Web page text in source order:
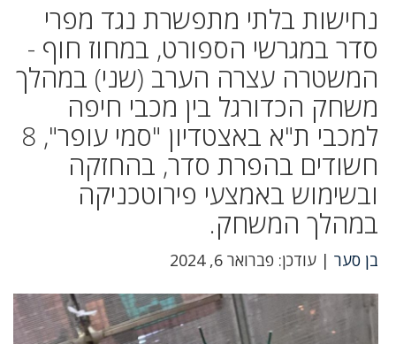
נחישות בלתי מתפשרת נגד מפרי
סדר במגרשי הספורט, במחוז חוף -
המשטרה עצרה הערב (שני) במהלך
משחק הכדורגל בין מכבי חיפה
למכבי ת"א באצטדיון "סמי עופר", 8
חשודים בהפרת סדר, בהחזקה
ובשימוש באמצעי פירוטכניקה
במהלך המשחק.
בן סער | עודכן: פברואר 6, 2024